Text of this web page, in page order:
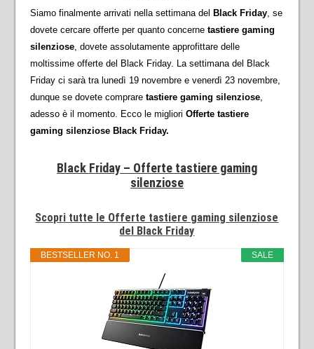
Siamo finalmente arrivati nella settimana del Black Friday, se
dovete cercare offerte per quanto concerne tastiere gaming
silenziose, dovete assolutamente approfittare delle
moltissime offerte del Black Friday. La settimana del Black
Friday ci sarà tra lunedì 19 novembre e venerdì 23 novembre,
dunque se dovete comprare tastiere gaming silenziose,
adesso è il momento. Ecco le migliori Offerte tastiere
gaming silenziose Black Friday.
Black Friday – Offerte tastiere gaming
silenziose
Scopri tutte le Offerte tastiere gaming silenziose
del Black Friday
SALE
BESTSELLER NO. 1